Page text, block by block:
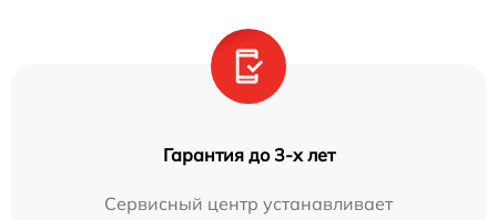
Гарантия до 3-х лет
Сервисный центр устанавливает